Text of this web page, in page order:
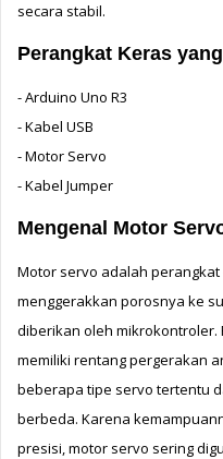
secara stabil.
Perangkat Keras
- Arduino Uno R3
- Kabel USB
- Motor Servo
- Kabel Jumper
Mengenal Motor
Motor servo adalah
menggerakkan porosnya ke
diberikan oleh mikrokontroler.
memiliki rentang pergerakan
beberapa tipe servo tertentu
berbeda. Karena
presisi, motor servo sering